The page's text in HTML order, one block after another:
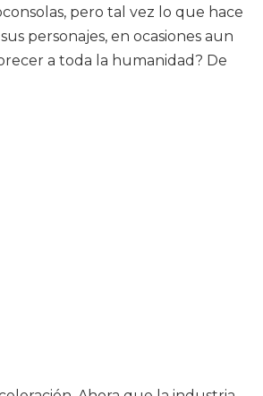
pero tal vez lo que hace
personajes, en ocasiones aun
a toda la humanidad? De